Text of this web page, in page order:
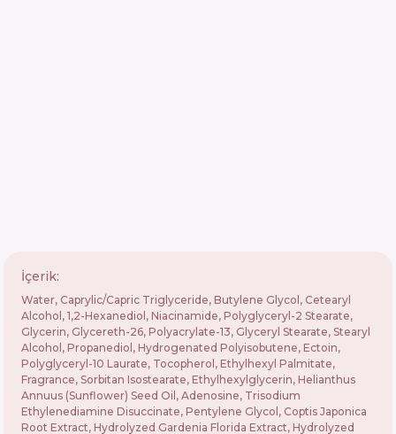
İçerik:
Water, Caprylic/Capric Triglyceride, Butylene Glycol, Cetearyl
Alcohol, 1,2-Hexanediol, Niacinamide, Polyglyceryl-2 Stearate,
Glycerin, Glycereth-26, Polyacrylate-13, Glyceryl Stearate, Stearyl
Alcohol, Propanediol, Hydrogenated Polyisobutene, Ectoin,
Polyglyceryl-10 Laurate, Tocopherol, Ethylhexyl Palmitate,
Fragrance, Sorbitan Isostearate, Ethylhexylglycerin, Helianthus
Annuus (Sunflower) Seed Oil, Adenosine, Trisodium
Ethylenediamine Disuccinate, Pentylene Glycol, Coptis Japonica
Root Extract, Hydrolyzed Gardenia Florida Extract, Hydrolyzed